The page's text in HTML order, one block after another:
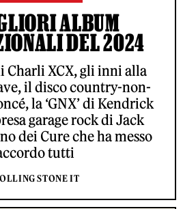
ALBUM
DEL 2024
Charli XCX, gli inni alla
il disco country-non-
la ‘GNX’ di Kendrick
garage rock di Jack
dei Cure che ha messo
tutti
STONE IT